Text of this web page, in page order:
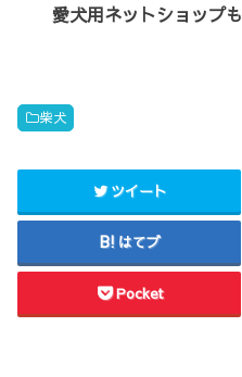
愛犬用ネットショップ
柴犬
ツイート
はてブ
Pocket